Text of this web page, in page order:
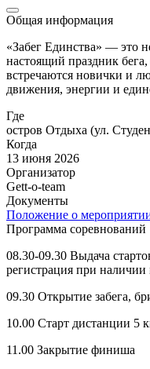
Общая информация
«Забег Единства» — это
настоящий праздник
встречаются новички и
движения, энергии и
Где
остров Отдыха (ул.
Когда
13 июня 2026
Организатор
Gett-o-team
Документы
Положение о
Программа соревнований
08.30-09.30 Выдача
регистрация при наличии
09.30 Открытие забега,
10.00 Старт дистанции 5
11.00 Закрытие финиша